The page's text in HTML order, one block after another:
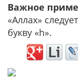
Важное
«Аллах»
букву «h».